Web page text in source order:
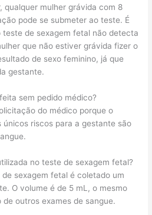
qualquer mulher grávida com 8
pode se submeter ao teste. É
de sexagem fetal não detecta
que não estiver grávida fizer o
de sexo feminino, já que
gestante.
sem pedido médico?
do médico porque o
únicos riscos para a gestante são
no teste de sexagem fetal?
sexagem fetal é coletado um
O volume é de 5 mL, o mesmo
outros exames de sangue.